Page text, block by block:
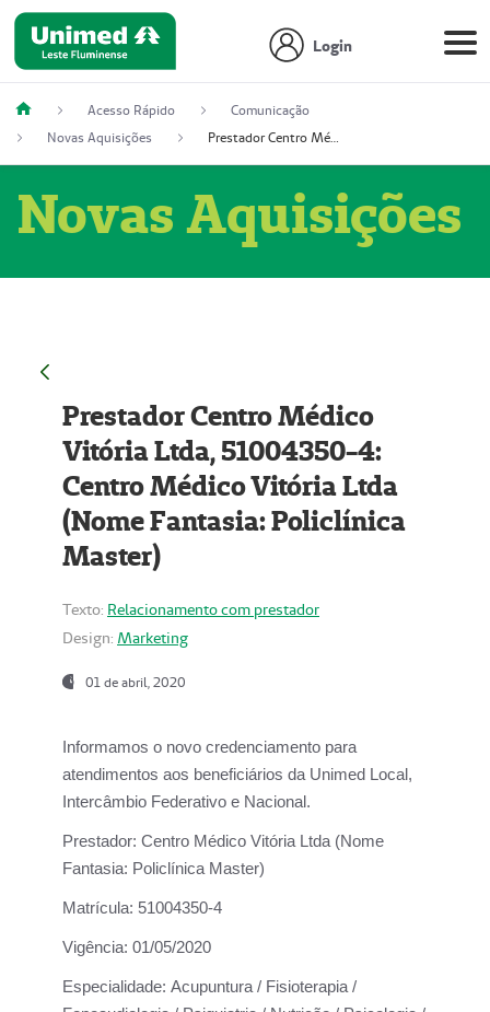
Login
Acesso Rápido
Comunicação
Novas Aquisições
Prestador Centro Médico Vitória Ltda, 51004350-4: Centro Médico Vitória Ltda (Nome Fantasia: Policlínica Master)
Novas Aquisições
Prestador Centro Médico
Vitória Ltda, 51004350-4:
Centro Médico Vitória Ltda
(Nome Fantasia: Policlínica
Master)
Texto: Relacionamento com prestador
Design: Marketing
01 de abril, 2020
Informamos o novo credenciamento para
atendimentos aos beneficiários da Unimed Local,
Intercâmbio Federativo e Nacional.
Prestador: Centro Médico Vitória Ltda (Nome
Fantasia: Policlínica Master)
Matrícula: 51004350-4
Vigência: 01/05/2020
Especialidade: Acupuntura / Fisioterapia /